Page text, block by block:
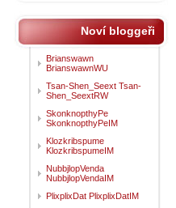
Noví bloggeři
Brianswawn
BrianswawnWU
Tsan-Shen_Seext Tsan-
Shen_SeextRW
SkonknopthyPe
SkonknopthyPeIM
Klozkribspume
KlozkribspumeIM
NubbjlopVenda
NubbjlopVendaIM
PlixplixDat PlixplixDatIM